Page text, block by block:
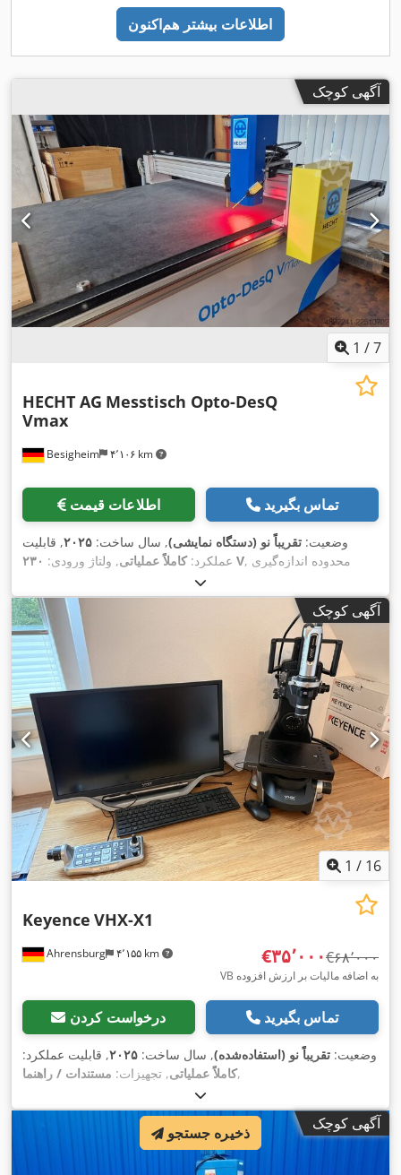
اطلاعات بیشتر هم‌اکنون
آگهی کوچک
1 /7
Besigheim ۴٬۱۰۶ km
HECHT AG Messtisch Opto-DesQ
Vmax
اطلاعات قیمت تماس بگیرید
وضعیت: تقریباً نو (دستگاه نمایشی), سال ساخت: ۲۰۲۵, قابلیت
عملکرد:کاملاً عملیاتی, ولتاژ ورودی: ۲۳۰ V, محدوده اندازه‌گیری
دامنه اندازه‌گیری محور Z:
۸۵ میلی‌متر, وزن کل:۲٬۶۰۰ کیلوگرم ,
آگهی کوچک
1 / 16
Ahrensburg ۴٬۱۵۵ km
Keyence VHX-X1
‎€۳۵٬۰۰۰ ‎€۶۸٬۰۰۰
VB به اضافه مالیات بر ارزش افزوده
درخواست کردن تماس بگیرید
وضعیت: تقریباً نو (استفاده‌شده), سال ساخت: ۲۰۲۵, قابلیت عملکرد:
کاملاً عملیاتی, تجهیزات: مستندات / راهنما ,
آگهی کوچک ذخیره جستجو